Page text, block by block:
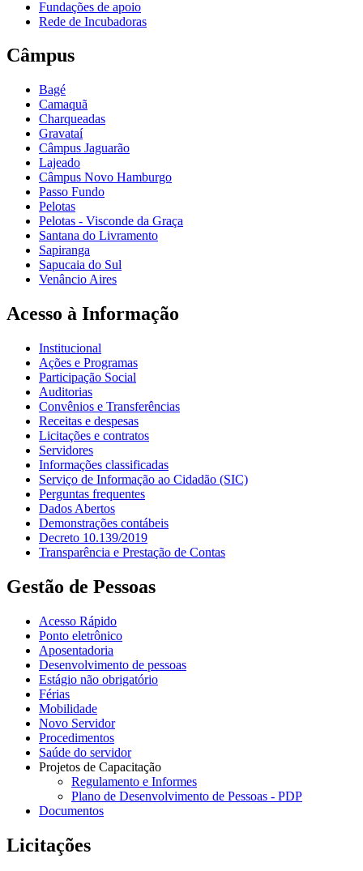
Fundações de apoio
Rede de Incubadoras
Câmpus
Bagé
Camaquã
Charqueadas
Gravataí
Câmpus Jaguarão
Lajeado
Câmpus Novo Hamburgo
Passo Fundo
Pelotas
Pelotas - Visconde da Graça
Santana do Livramento
Sapiranga
Sapucaia do Sul
Venâncio Aires
Acesso à Informação
Institucional
Ações e Programas
Participação Social
Auditorias
Convênios e Transferências
Receitas e despesas
Licitações e contratos
Servidores
Informações classificadas
Serviço de Informação ao Cidadão (SIC)
Perguntas frequentes
Dados Abertos
Demonstrações contábeis
Decreto 10.139/2019
Transparência e Prestação de Contas
Gestão de Pessoas
Acesso Rápido
Ponto eletrônico
Aposentadoria
Desenvolvimento de pessoas
Estágio não obrigatório
Férias
Mobilidade
Novo Servidor
Procedimentos
Saúde do servidor
Projetos de Capacitação
Regulamento e Informes
Plano de Desenvolvimento de Pessoas - PDP
Documentos
Licitações